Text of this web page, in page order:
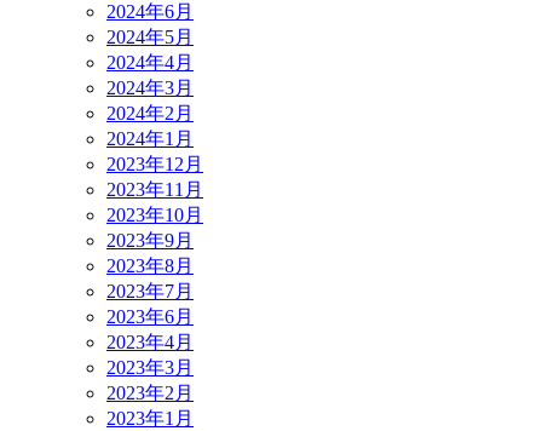
2024年6月
2024年5月
2024年4月
2024年3月
2024年2月
2024年1月
2023年12月
2023年11月
2023年10月
2023年9月
2023年8月
2023年7月
2023年6月
2023年4月
2023年3月
2023年2月
2023年1月